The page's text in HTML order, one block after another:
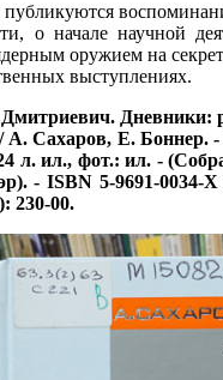
о начале научной
оружием на
выступлениях.
Дневники:
А. Сахаров, Е. Боннер.
л. ил., фот.: ил. -
- ISBN 5-9691-0034-
230-00.